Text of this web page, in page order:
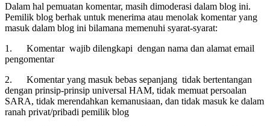
Dalam hal pemuatan komentar, masih dimoderasi dalam blog ini.
Pemilik blog berhak untuk menerima atau menolak komentar yang
masuk dalam blog ini bilamana memenuhi syarat-syarat:
1. Komentar wajib dilengkapi dengan nama dan alamat email
pengomentar
2. Komentar yang masuk bebas sepanjang tidak bertentangan
dengan prinsip-prinsip universal HAM, tidak memuat persoalan
SARA, tidak merendahkan kemanusiaan, dan tidak masuk ke dalam
ranah privat/pribadi pemilik blog